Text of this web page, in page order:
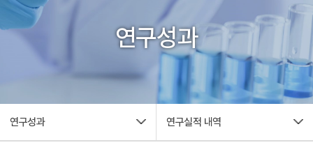
연구성과
연구성과 연구실적 내역